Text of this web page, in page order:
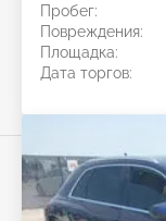
Пробег:
Повреждения:
Площадка:
Дата торгов: